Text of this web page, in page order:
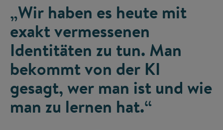
„Wir haben es heute mit
exakt vermessenen
Identitäten zu tun. Man
bekommt von der KI
gesagt, wer man ist und wie
man zu lernen hat.“